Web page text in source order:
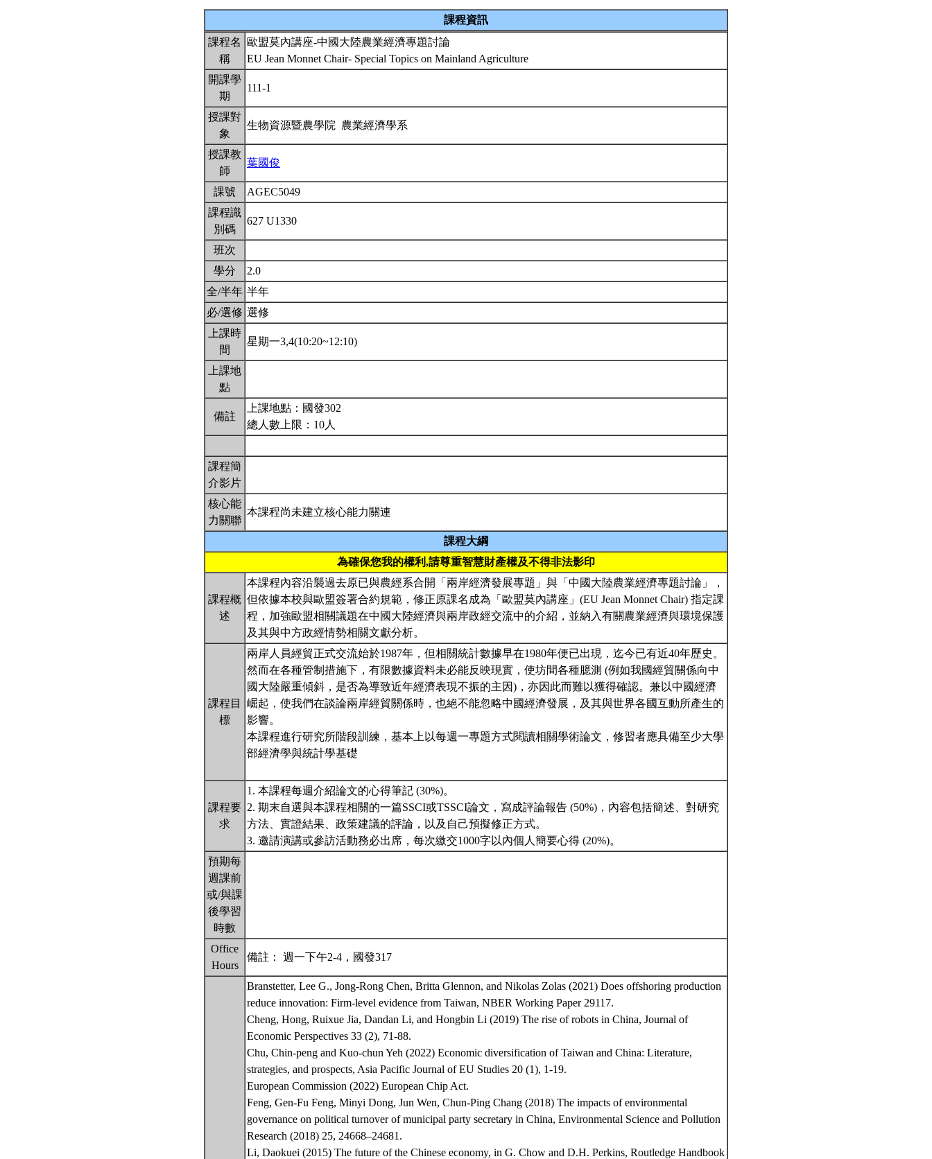
課程資訊
課程名
稱
歐盟莫內講座-中國大陸農業經濟專題討論
EU Jean Monnet Chair- Special Topics on Mainland Agriculture
開課學
期
111-1
授課對
象
生物資源暨農學院 農業經濟學系
授課教
師
葉國俊
課號
AGEC5049
課程識
別碼
627 U1330
班次
學分
2.0
全/半年 半年
必/選修 選修
上課時
間
星期一3,4(10:20~12:10)
上課地
點
備註
上課地點：國發302
總人數上限：10人
課程簡
介影片
核心能
力關聯
本課程尚未建立核心能力關連
課程大綱
為確保您我的權利,請尊重智慧財產權及不得非法影印
課程概
述
本課程內容沿襲過去原已與農經系合開「兩岸經濟發展專題」與「中國大陸農業經濟專題討論」，
但依據本校與歐盟簽署合約規範，修正原課名成為「歐盟莫內講座」(EU Jean Monnet Chair) 指定課
程，加強歐盟相關議題在中國大陸經濟與兩岸政經交流中的介紹，並納入有關農業經濟與環境保護
及其與中方政經情勢相關文獻分析。
課程目
標
兩岸人員經貿正式交流始於1987年，但相關統計數據早在1980年便已出現，迄今已有近40年歷史。
然而在各種管制措施下，有限數據資料未必能反映現實，使坊間各種臆測 (例如我國經貿關係向中
國大陸嚴重傾斜，是否為導致近年經濟表現不振的主因)，亦因此而難以獲得確認。兼以中國經濟
崛起，使我們在談論兩岸經貿關係時，也絕不能忽略中國經濟發展，及其與世界各國互動所產生的
影響。
本課程進行研究所階段訓練，基本上以每週一專題方式閱讀相關學術論文，修習者應具備至少大學
部經濟學與統計學基礎
課程要
求
1. 本課程每週介紹論文的心得筆記 (30%)。
2. 期末自選與本課程相關的一篇SSCI或TSSCI論文，寫成評論報告 (50%)，內容包括簡述、對研究
方法、實證結果、政策建議的評論，以及自己預擬修正方式。
3. 邀請演講或參訪活動務必出席，每次繳交1000字以內個人簡要心得 (20%)。
預期每
週課前
或/與課
後學習
時數
Office
Hours
備註： 週一下午2-4，國發317
Branstetter, Lee G., Jong-Rong Chen, Britta Glennon, and Nikolas Zolas (2021) Does offshoring production
reduce innovation: Firm-level evidence from Taiwan, NBER Working Paper 29117.
Cheng, Hong, Ruixue Jia, Dandan Li, and Hongbin Li (2019) The rise of robots in China, Journal of
Economic Perspectives 33 (2), 71-88.
Chu, Chin-peng and Kuo-chun Yeh (2022) Economic diversification of Taiwan and China: Literature,
strategies, and prospects, Asia Pacific Journal of EU Studies 20 (1), 1-19.
European Commission (2022) European Chip Act.
Feng, Gen-Fu Feng, Minyi Dong, Jun Wen, Chun-Ping Chang (2018) The impacts of environmental
governance on political turnover of municipal party secretary in China, Environmental Science and Pollution
Research (2018) 25, 24668–24681.
Li, Daokuei (2015) The future of the Chinese economy, in G. Chow and D.H. Perkins, Routledge Handbook